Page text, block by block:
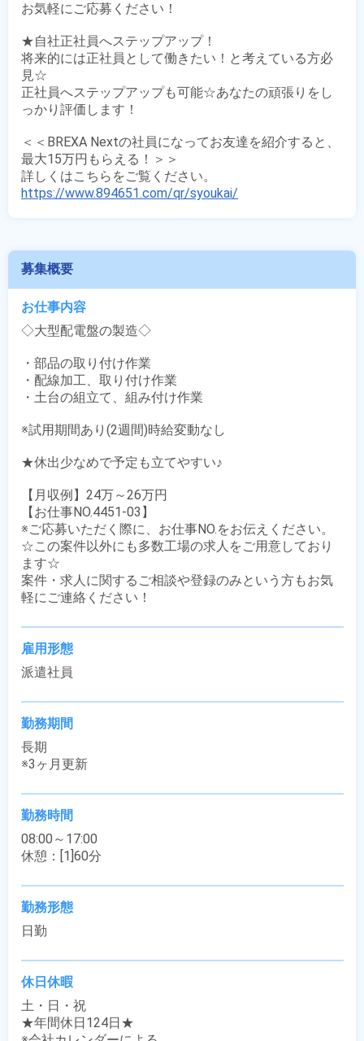
お気軽にご応募ください！
★自社正社員へステップアップ！
将来的には正社員として働きたい！と考えている方必
見☆
正社員へステップアップも可能☆あなたの頑張りをし
っかり評価します！
＜＜BREXA Nextの社員になってお友達を紹介すると、
最大15万円もらえる！＞＞
https://www.894651.com/qr/syoukai/
募集概要
お仕事内容
◇大型配電盤の製造◇
・部品の取り付け作業
・配線加工、取り付け作業
・土台の組立て、組み付け作業
※試用期間あり(2週間)時給変動なし
★休出少なめで予定も立てやすい♪
【月収例】24万～26万円
【お仕事NO.4451-03】
※ご応募いただく際に、お仕事NO.をお伝えください。
☆この案件以外にも多数工場の求人をご用意しており
ます☆
案件・求人に関するご相談や登録のみという方もお気
軽にご連絡ください！
雇用形態
派遣社員
勤務期間
長期
※3ヶ月更新
勤務時間
08:00～17:00
休憩：[1]60分
勤務形態
日勤
休日休暇
土・日・祝
★年間休日124日★